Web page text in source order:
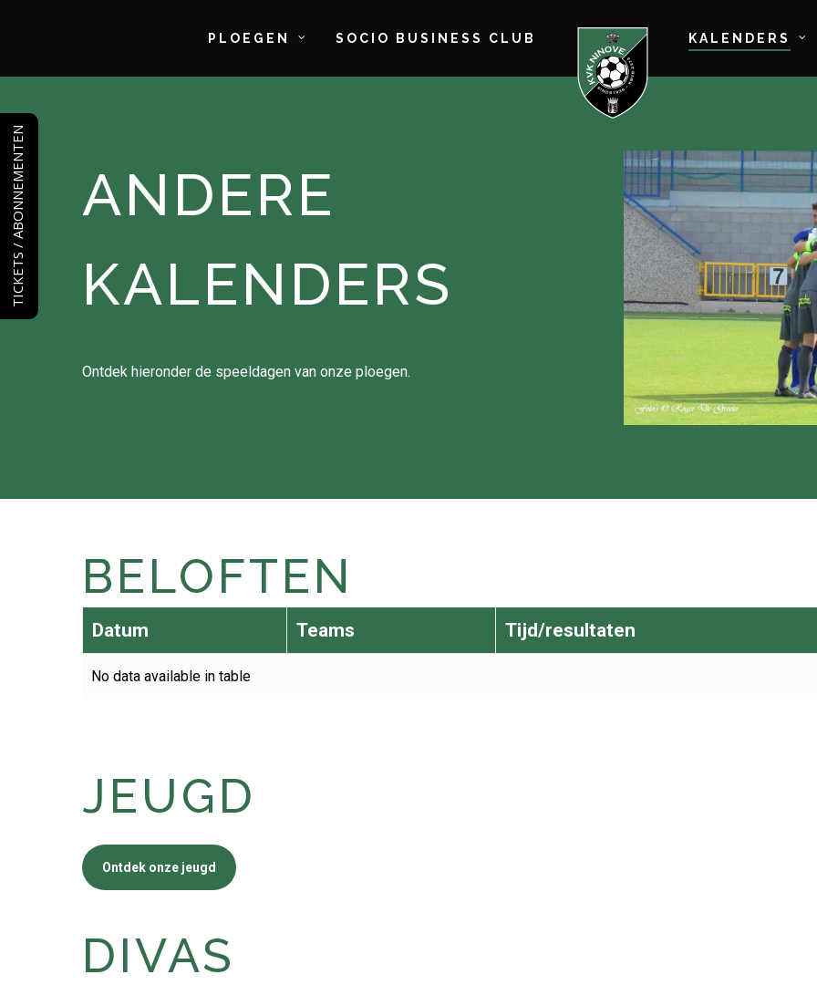
PLOEGEN SOCIO BUSINESS CLUB KALENDERS
ANDERE
KALENDERS
Ontdek hieronder de speeldagen van onze ploegen.
BELOFTEN
Datum Teams Tijd/resultaten
No data available in table
JEUGD
Ontdek onze jeugd
DIVAS
TICKETS / ABONNEMENTEN